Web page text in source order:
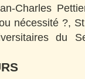
Charles
nécessité ?,
du